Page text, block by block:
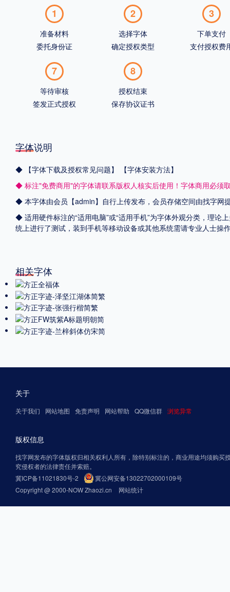
1
准备材料
委托身份证
2
选择字体
确定授权类型
3
下单支付
支付授权费
7
等待审核
签发正式授权
8
授权结束
保存协议证书
字体说明
◆ 【字体下载及授权常见问题】
【字体安装方法】
◆ 标注"免费商用"的字体请联系版权人核实后使用！字体商用必须
◆ 本字体由会员【admin】自行上传发布，会员存储空间由找字网
◆ 适用硬件标注的“适用电脑”或“适用手机”为字体外观分类，理论
统上进行了测试，装到手机等移动设备或其他系统需请专业人士
相关字体
关于
关于我们 网站地图 免责声明 网站帮助 QQ微信群 浏览异常
版权信息
找字网发布的字体版权归相关权利人所有，除特别标注的，商业用途均须购买
究侵权者的法律责任并索赔。
冀ICP备11021830号-2
冀公网安备13022702000109号
Copyright @ 2000-NOW Zhaozi.cn
网站统计